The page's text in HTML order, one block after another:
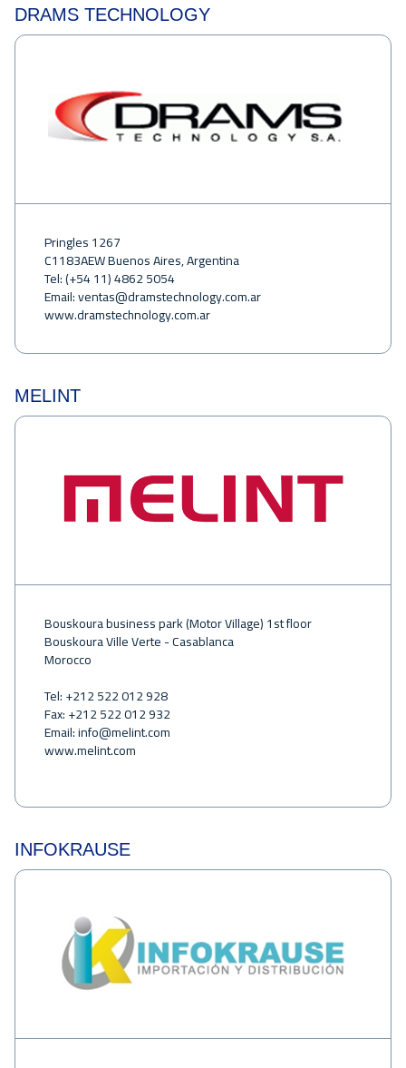
DRAMS TECHNOLOGY
Pringles 1267
C1183AEW Buenos Aires, Argentina
Tel: (+54 11) 4862 5054
Email:ventas@dramstechnology.com.ar
www.dramstechnology.com.ar
MELINT
Bouskoura business park (Motor Village) 1st floor
Bouskoura Ville Verte - Casablanca
Morocco
Tel: +212 522 012 928
Fax: +212 522 012 932
Email:info@melint.com
www.melint.com
INFOKRAUSE